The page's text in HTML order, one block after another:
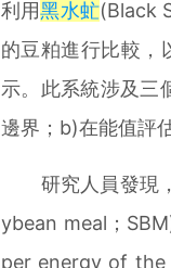
利用黑水虻(Black
的豆粕進行比較，
示。此系統涉及三
邊界；b)在能值評
研究人員發現，
ybean meal；
per energy of the